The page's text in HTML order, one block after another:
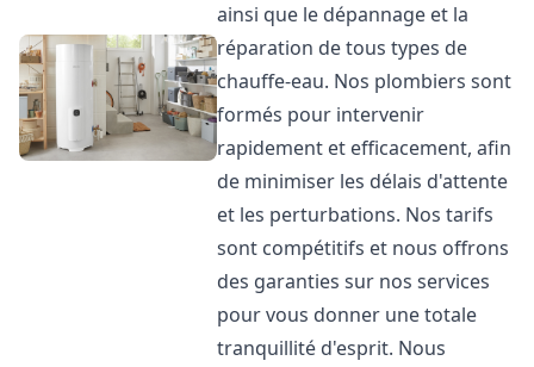
ainsi que le dépannage et la
réparation de tous types de
chauffe-eau. Nos plombiers sont
formés pour intervenir
rapidement et efficacement, afin
de minimiser les délais d'attente
et les perturbations. Nos tarifs
sont compétitifs et nous offrons
des garanties sur nos services
pour vous donner une totale
tranquillité d'esprit. Nous